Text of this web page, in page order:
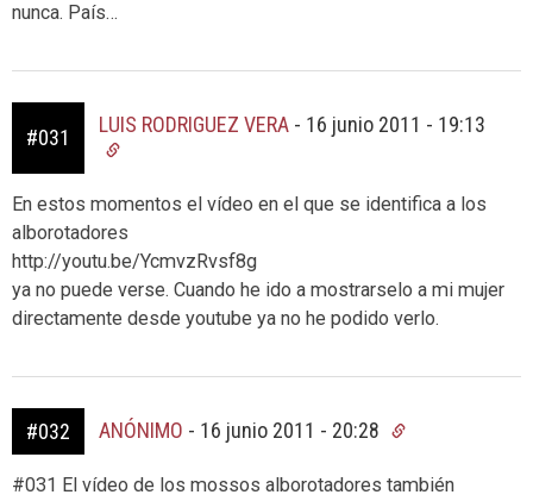
nunca. País…
#031
LUIS RODRIGUEZ VERA - 16 junio 2011 - 19:13
En estos momentos el vídeo en el que se identifica a los
alborotadores
http://youtu.be/YcmvzRvsf8g
ya no puede verse. Cuando he ido a mostrarselo a mi mujer
directamente desde youtube ya no he podido verlo.
#032 ANÓNIMO - 16 junio 2011 - 20:28
#031 El vídeo de los mossos alborotadores también